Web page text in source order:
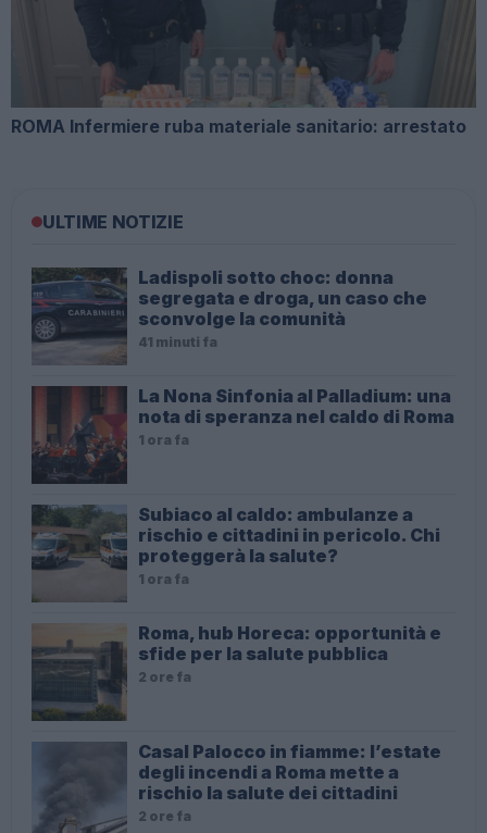
ROMA Infermiere ruba materiale sanitario: arrestato
ULTIME NOTIZIE
Ladispoli sotto choc: donna
segregata e droga, un caso che
sconvolge la comunità
41 minuti fa
La Nona Sinfonia al Palladium: una
nota di speranza nel caldo di Roma
1 ora fa
Subiaco al caldo: ambulanze a
rischio e cittadini in pericolo. Chi
proteggerà la salute?
1 ora fa
Roma, hub Horeca: opportunità e
sfide per la salute pubblica
2 ore fa
Casal Palocco in fiamme: l’estate
degli incendi a Roma mette a
rischio la salute dei cittadini
2 ore fa